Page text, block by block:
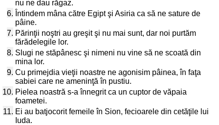
nu ne dau răgaz.
6. Întindem mâna către Egipt şi Asiria ca să ne sature de
pâine.
7. Părinţii noştri au greşit şi nu mai sunt, dar noi purtăm
fărădelegile lor.
8. Slugi ne stăpânesc şi nimeni nu vine să ne scoată din
mina lor.
9. Cu primejdia vieţii noastre ne agonisim pâinea, în faţa
sabiei care ne ameninţă în pustiu.
10. Pielea noastră s-a înnegrit ca un cuptor de văpaia
foametei.
11. Ei au batjocorit femeile în Sion, fecioarele din cetăţile lui
Iuda.